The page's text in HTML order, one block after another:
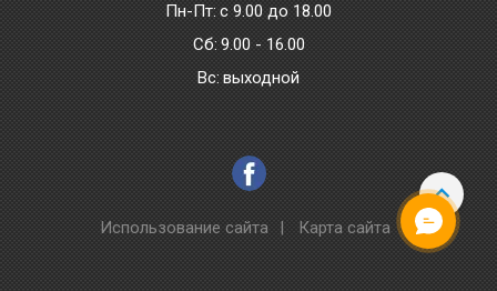
Пн-Пт:с 9.00 до 18.00
Сб: 9.00 - 16.00
Bc: выходной
Использование сайта | Карта сайта